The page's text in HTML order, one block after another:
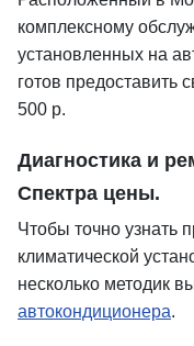
комплексному
установленных на
готов предоставить
500 р.
Диагностика и
Спектра цены.
Чтобы точно узнать
климатической
несколько методик
автокондиционера.